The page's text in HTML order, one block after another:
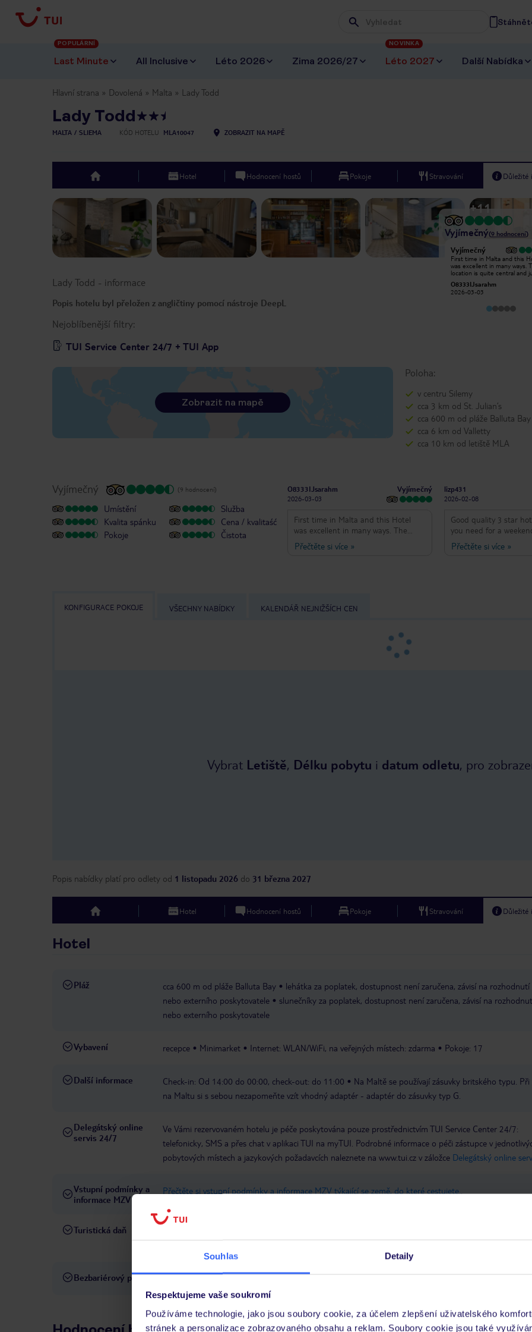
Souhlas Detaily
Respektujeme vaše soukromí
Používáme technologie, jako jsou soubory cookie, za účelem zlepšení uživatelského
stránek a personalizace zobrazovaného obsahu a reklam. Soubory cookie jsou také
Wpisz frazę, której szukasz
Last Minute
POPULÁRNÍ
All Inclusive Léto 2026 Zima 2026/27 Léto 2027
NOVINKA
Další Nabídka
Hlavní strana Dovolená Malta Lady Todd
Lady Todd
MALTA SLIEMA KÓD HOTELU MLA10047 ZOBRAZIT NA MAPĚ
top Hotel Hodnocení hostů Pokoje Stravování Důležité
Previous slide +11
Vyjímečný(9 hodnocení)
Vyjímečný
I'll basically go there every day, it's a
Vyjímečný
First time in Malta and this
was excellent in many ways.
location is quite central and
main front. The hotel was
spacious, we had 2 rooms.
minute walk away, breakfast
O8333IJsarahm
2026-03-03
Lady Todd - informace
Popis hotelu byl přeložen z angličtiny pomocí nástroje DeepL
Nejoblíbenější filtry:
TUI Service Center 24/7 + TUI App
Poloha:
v centru Silemy
cca 3 km od St. Julian’s
cca 600 m od pláže Balluta Bay
cca 6 km od Valletty
cca 10 km od letiště MLA
Zobrazit na mapě
Vyjímečný (9 hodnocení)
Umístění
Kvalita spánku
Pokoje
Služba
Cena / kvalitaść
Čistota
O8333IJsarahm
2026-03-03
Vyjímečný
First time in Malta and this Hotel
was excellent in many ways. The
location is quite central and just a
few minutes walk down hill to the
nice with a choice of hot and cold
Přečtěte si více »
lizp431
2026-02-08
Good quality 3 star
you need for a
very central in Sliema.
and friendly reception
Přečtěte si více»
KONFIGURACE POKOJE VŠECHNY NABÍDKY KALENDÁŘ NEJNIŽŠÍCH CEN
Vybrat Letiště, Délku pobytu i datum odletu, pro
Popis nabídky platí pro odlety od 1 listopadu 2026 do 31 března 2027
top Hotel Hodnocení hostů Pokoje Stravování Důležité
Hotel
Pláž cca 600 m od pláže Balluta Bay
lehátka za poplatek, dostupnost není zaručena, závisí na
nebo externího poskytovatele
slunečníky za poplatek, dostupnost není zaručena, závisí na
nebo externího poskytovatele
Vybavení recepce Minimarket Internet: WLAN/WiFi, na veřejných místech: zdarma Pokoje: 17
Další informace Check-in: Od 14:00 do 00:00, check-out: do 11:00
Na Maltě se používají zásuvky britského typu. Při
na Maltu si s sebou nezapomeňte vzít vhodný adaptér - adaptér do zásuvky typ G.
Delegátský online
servis 24/7
Ve Vámi rezervovaném hotelu je péče poskytována pouze prostřednictvím TUI Service Center 24/7:
telefonicky, SMS a přes chat v aplikaci TUI na myTUI. Podrobné informace o péči zástupce v
pobytových místech a jazykových požadavcích naleznete na www.tui.cz v záložce Delegátský online
Vstupní podmínky a
informace MZV
Přečtěte si vstupní podmínky a informace MZV týkající se země, do které cestujete.
Turistická daň
Bezbariérový přístup